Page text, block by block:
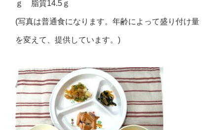
ｇ 脂質14.5ｇ
(写真は普通食になります。年齢によって盛り付け量
を変えて、提供しています。)